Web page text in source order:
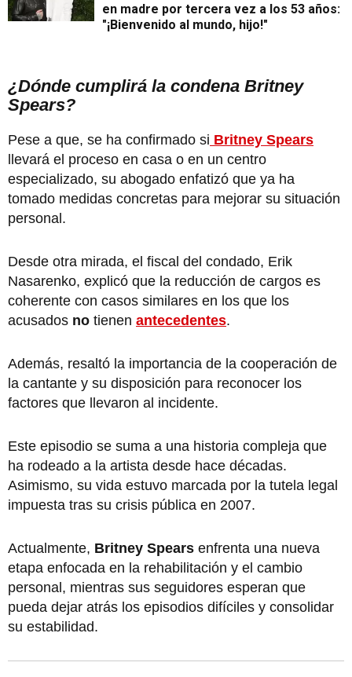
en madre por tercera vez a los 53 años:
"¡Bienvenido al mundo, hijo!"
¿Dónde cumplirá la condena Britney
Spears?
Pese a que, se ha confirmado si Britney Spears
llevará el proceso en casa o en un centro
especializado, su abogado enfatizó que ya ha
tomado medidas concretas para mejorar su situación
personal.
Desde otra mirada, el fiscal del condado, Erik
Nasarenko, explicó que la reducción de cargos es
coherente con casos similares en los que los
acusados no tienen antecedentes.
Además, resaltó la importancia de la cooperación de
la cantante y su disposición para reconocer los
factores que llevaron al incidente.
Este episodio se suma a una historia compleja que
ha rodeado a la artista desde hace décadas.
Asimismo, su vida estuvo marcada por la tutela legal
impuesta tras su crisis pública en 2007.
Actualmente, Britney Spears enfrenta una nueva
etapa enfocada en la rehabilitación y el cambio
personal, mientras sus seguidores esperan que
pueda dejar atrás los episodios difíciles y consolidar
su estabilidad.